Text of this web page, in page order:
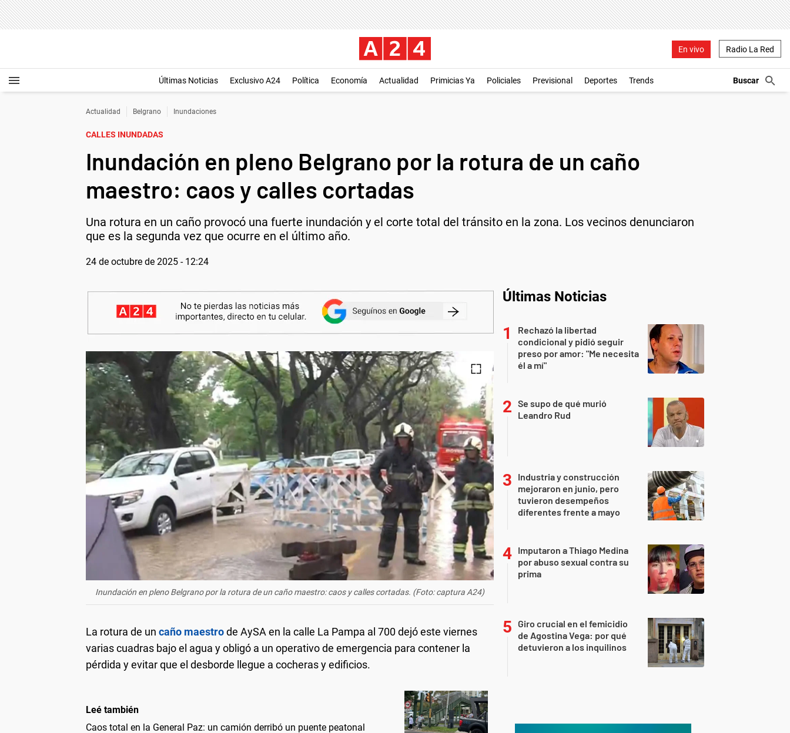
En vivo Radio La Red
Últimas Noticias Exclusivo A24 Política Economía Actualidad Primicias Ya Policiales Previsional Deportes Trends
Actualidad Belgrano Inundaciones
CALLES INUNDADAS
Inundación en pleno Belgrano por la rotura de un caño
maestro: caos y calles cortadas
Una rotura en un caño provocó una fuerte inundación y el corte total del tránsito en la zona. Los vecinos denunciaron
que es la segunda vez que ocurre en el último año.
24 de octubre de 2025 - 12:24
Inundación en pleno Belgrano por la rotura de un caño maestro: caos y calles cortadas. (Foto: captura A24)
La rotura de un caño maestrode AySA en la calle La Pampa al 700 dejó este viernes
varias cuadras bajo el agua y obligó a un operativo de emergencia para contener la
pérdida y evitar que el desborde llegue a cocheras y edificios.
Leé también
Caos total en la General Paz: un camión derribó un puente peatonal
Últimas Noticias
Rechazó la libertad
condicional y pidió seguir
preso por amor: "Me necesita
él a mí"
Se supo de qué murió
Leandro Rud
Industria y construcción
mejoraron en junio, pero
tuvieron desempeños
diferentes frente a mayo
Imputaron a Thiago Medina
por abuso sexual contra su
prima
Giro crucial en el femicidio
de Agostina Vega: por qué
detuvieron a los inquilinos